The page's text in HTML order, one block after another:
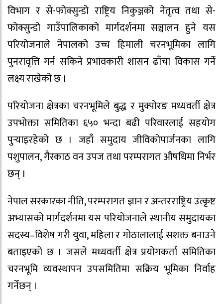
विभाग र से-फोक्सुन्डो राष्ट्रिय निकुञ्जको नेतृत्व तथा से-
फोक्सुन्डो गाउँपालिकाको मार्गदर्शनमा सञ्चालन हुने यस
परियोजनाले नेपालको उच्च हिमाली चरनभूमिका लागि
पुनरावृत्ति गर्न सकिने प्रभावकारी शासन ढाँचा विकास गर्ने
लक्ष्य राखेको छ ।
परियोजना क्षेत्रका चरनभूमिले बुद्ध र मुक्पोरङ मध्यवर्ती क्षेत्र
उपभोक्ता समितिका ६५० भन्दा बढी परिवारलाई सहयोग
पुर्‍याइरहेको छ । जहाँ समुदाय जीविकोपार्जनका लागि
पशुपालन, गैरकाठ वन उपज तथा परम्परागत औषधिमा निर्भर
छन् ।
नेपाल सरकारका नीति, परम्परागत ज्ञान र अन्तरराष्ट्रिय उत्कृष्ट
अभ्यासको मार्गदर्शनमा यस परियोजनाले स्थानीय समुदायका
सदस्य–विशेष गरी युवा, महिला र गोठालालाई सशक्त बनाउने
बताइएको छ । जसले मध्यवर्ती क्षेत्र प्रयोगकर्ता समितिका
चरनभूमि व्यवस्थापन उपसमितिमा सक्रिय भूमिका निर्वाह
गर्नेछन् ।